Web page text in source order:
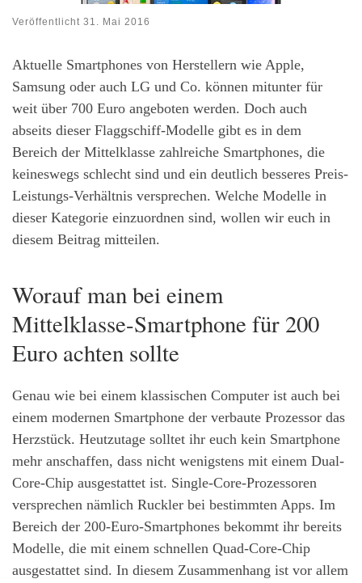
Veröffentlicht 31. Mai 2016
Aktuelle Smartphones von Herstellern wie Apple,
Samsung oder auch LG und Co. können mitunter für
weit über 700 Euro angeboten werden. Doch auch
abseits dieser Flaggschiff-Modelle gibt es in dem
Bereich der Mittelklasse zahlreiche Smartphones, die
keineswegs schlecht sind und ein deutlich besseres Preis-
Leistungs-Verhältnis versprechen. Welche Modelle in
dieser Kategorie einzuordnen sind, wollen wir euch in
diesem Beitrag mitteilen.
Worauf man bei einem
Mittelklasse-Smartphone für 200
Euro achten sollte
Genau wie bei einem klassischen Computer ist auch bei
einem modernen Smartphone der verbaute Prozessor das
Herzstück. Heutzutage solltet ihr euch kein Smartphone
mehr anschaffen, dass nicht wenigstens mit einem Dual-
Core-Chip ausgestattet ist. Single-Core-Prozessoren
versprechen nämlich Ruckler bei bestimmten Apps. Im
Bereich der 200-Euro-Smartphones bekommt ihr bereits
Modelle, die mit einem schnellen Quad-Core-Chip
ausgestattet sind. In diesem Zusammenhang ist vor allem